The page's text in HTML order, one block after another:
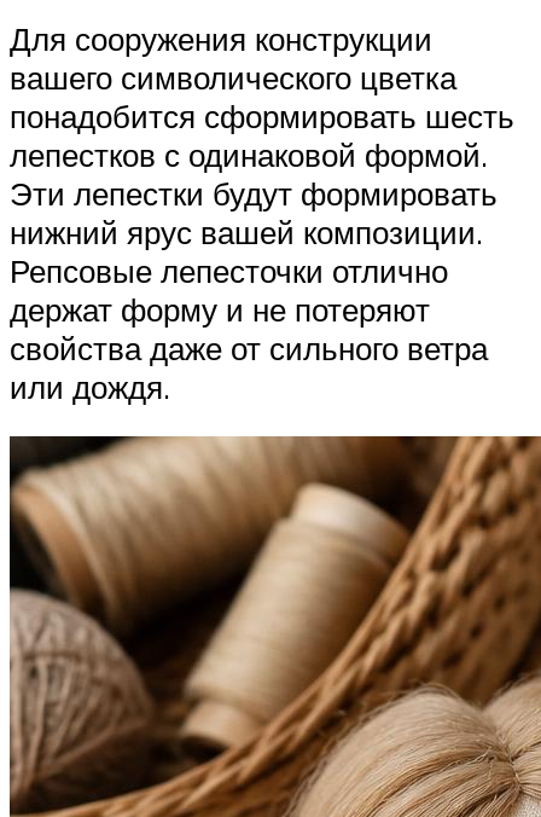
Для сооружения конструкции
вашего символического цветка
понадобится сформировать шесть
лепестков с одинаковой формой.
Эти лепестки будут формировать
нижний ярус вашей композиции.
Репсовые лепесточки отлично
держат форму и не потеряют
свойства даже от сильного ветра
или дождя.